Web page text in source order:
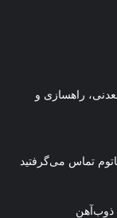
راهسازی و
تماس می‌گرفتید
ذوب‌آهن